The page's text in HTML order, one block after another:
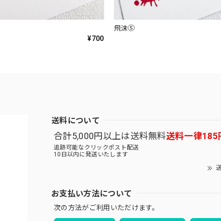
¥700
飛沫⑤
送料について
合計5,000円以上は送料無料送料一律185
追跡可能なクリックポスト配送
10日以内に発送いたします
お支払い方法について
次の方法がご利用いただけます。